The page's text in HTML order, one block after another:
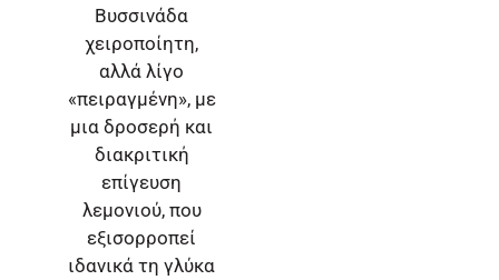
Βυσσινάδα
χειροποίητη,
αλλά λίγο
«πειραγμένη», με
μια δροσερή και
διακριτική
επίγευση
λεμονιού, που
εξισορροπεί
ιδανικά τη γλύκα